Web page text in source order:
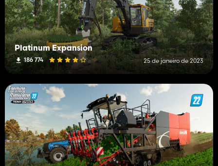
Platinum Expansion
186 774 25 de janeiro de 2023